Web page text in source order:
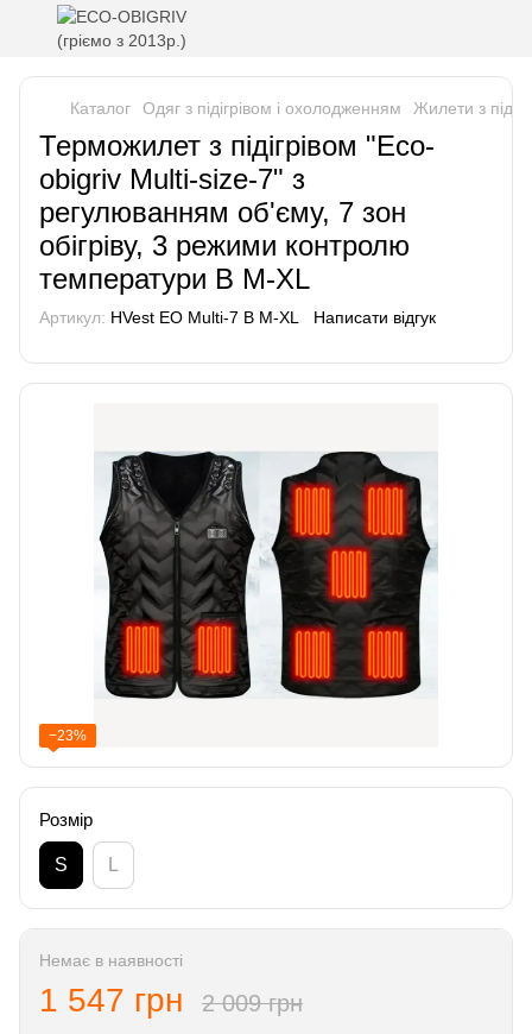
Каталог Одяг з підігрівом і охолодженням Жилети з
Терможилет з підігрівом "Eco-
obigriv Multi-size-7" з
регулюванням об'єму, 7 зон
обігріву, 3 режими контролю
температури B M-XL
Артикул: HVest EO Multi-7 B M-XL Написати відгук
−23%
Розмір
S
Немає в наявності
1 547 грн 2 009 грн